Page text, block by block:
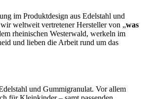
im Produktdesign aus Edelstahl und
weltweit vertretener Hersteller von „was
rheinischen Westerwald, werkeln im
und lieben die Arbeit rund um das
und Gummigranulat. Vor allem